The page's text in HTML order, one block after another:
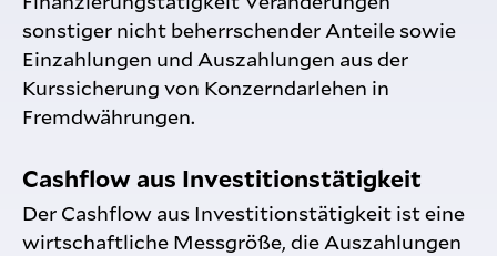
sonstiger nicht beherrschender Anteile sowie
Einzahlungen und Auszahlungen aus der
Kurssicherung von Konzerndarlehen in
Fremdwährungen.
Cashflow aus Investitionstätigkeit
Der Cashflow aus Investitionstätigkeit ist eine
wirtschaftliche Messgröße, die Auszahlungen